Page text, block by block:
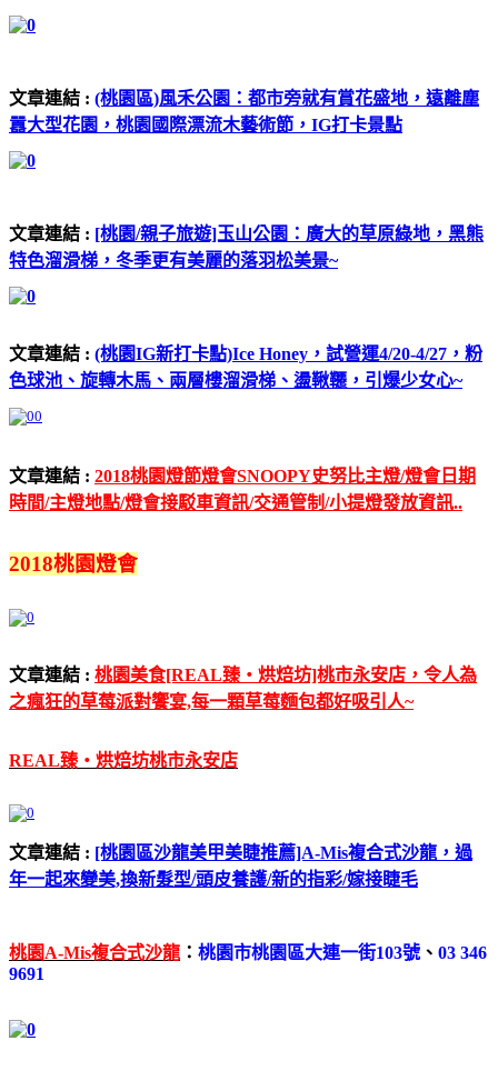
文章連結 : (桃園區)風禾公園：都市旁就有賞花盛地，遠離塵
囂大型花園，桃園國際漂流木藝術節，IG打卡景點
文章連結 : [桃園/親子旅遊]玉山公園：廣大的草原綠地，黑熊
特色溜滑梯，冬季更有美麗的落羽松美景~
文章連結 : (桃園IG新打卡點)Ice Honey，試營運4/20-4/27，粉
色球池、旋轉木馬、兩層樓溜滑梯、盪鞦韆，引爆少女心~
文章連結 : 2018桃園燈節燈會SNOOPY史努比主燈/燈會日期
時間/主燈地點/燈會接駁車資訊/交通管制/小提燈發放資訊..
2018桃園燈會
文章連結 : 桃園美食[REAL臻‧烘焙坊]桃市永安店，令人為
之瘋狂的草莓派對饗宴,每一顆草莓麵包都好吸引人~
REAL臻‧烘焙坊桃市永安店
文章連結 : [桃園區沙龍美甲美睫推薦]A-Mis複合式沙龍，過
年一起來變美,換新髮型/頭皮養護/新的指彩/嫁接睫毛
桃園A-Mis複合式沙龍 ： 桃園市桃園區大連一街103號、 03 346
9691